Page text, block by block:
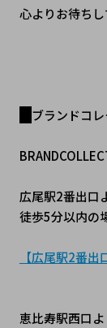
心よりお待ちし
ブランドコ
広尾駅2番出口
徒歩5分以内の
【広尾駅2番出
恵比寿駅西口よ